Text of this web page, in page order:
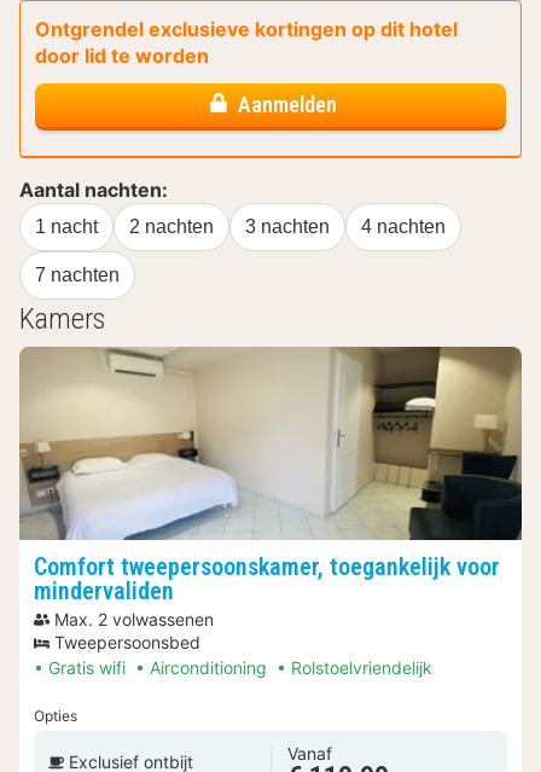
Ontgrendel exclusieve kortingen op dit hotel
door lid te worden
Aanmelden
Aantal nachten:
1 nacht 2 nachten 3 nachten 4 nachten
7 nachten
Kamers
Comfort tweepersoonskamer, toegankelijk voor
mindervaliden
Max. 2 volwassenen
Tweepersoonsbed
Gratis wifi
Airconditioning Rolstoelvriendelijk
Opties
Exclusief ontbijt
Vanaf